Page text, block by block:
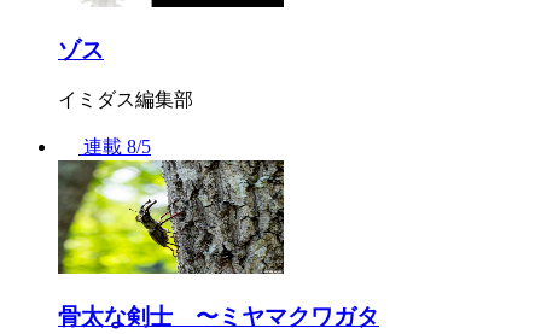
ゾス
イミダス編集部
連載 8/5
骨太な剣士 〜ミヤマクワガタ